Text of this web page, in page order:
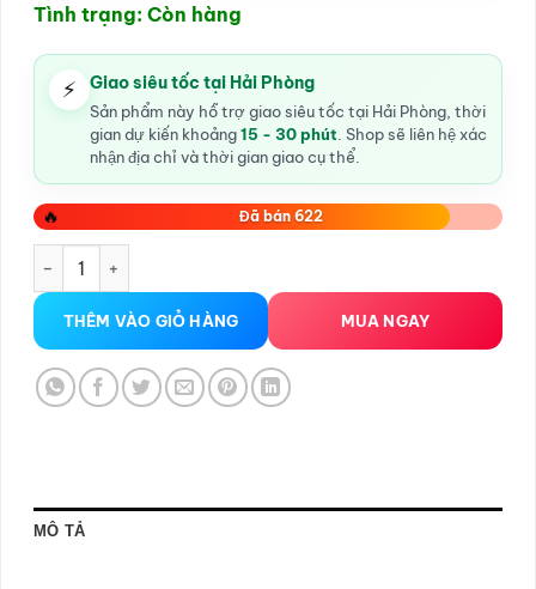
Tình trạng: Còn hàng
⚡ Giao siêu tốc tại Hải Phòng
Sản phẩm này hỗ trợ giao siêu tốc tại Hải Phòng, thời
gian dự kiến khoảng15 - 30 phút. Shop sẽ liên hệ xác
nhận địa chỉ và thời gian giao cụ thể.
🔥 Đã bán 622
trứng rung quần lót 5491 số lượng
THÊM VÀO GIỎ HÀNG MUA NGAY
MÔ TẢ